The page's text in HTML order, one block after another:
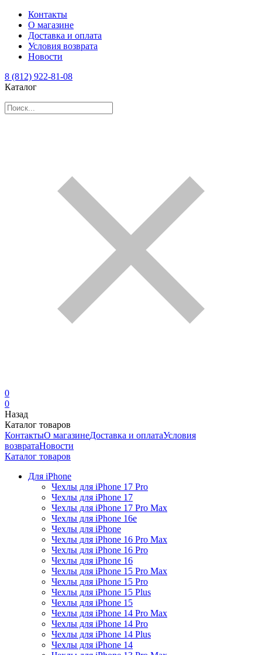
Контакты
О магазине
Доставка и оплата
Условия возврата
Новости
8 (812) 922-81-08
Каталог
0
0
Назад
Каталог товаров
КонтактыО магазинеДоставка и оплатаУсловия
возвратаНовости
Каталог товаров
Для iPhone
Чехлы для iPhone 17 Pro
Чехлы для iPhone 17
Чехлы для iPhone 17 Pro Max
Чехлы для iPhone 16e
Чехлы для iPhone
Чехлы для iPhone 16 Pro Max
Чехлы для iPhone 16 Pro
Чехлы для iPhone 16
Чехлы для iPhone 15 Pro Max
Чехлы для iPhone 15 Pro
Чехлы для iPhone 15 Plus
Чехлы для iPhone 15
Чехлы для iPhone 14 Pro Max
Чехлы для iPhone 14 Pro
Чехлы для iPhone 14 Plus
Чехлы для iPhone 14